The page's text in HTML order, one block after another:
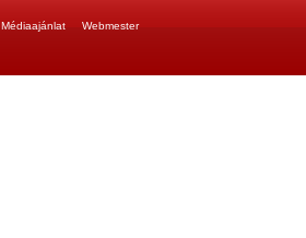
Médiaajánlat Webmester